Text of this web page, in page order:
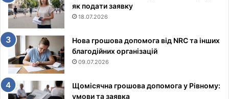
як подати заявку
18.07.2026
Нова грошова допомога від NRC та інших
благодійних організацій
09.07.2026
Щомісячна грошова допомога у Рівному:
умови та заявка